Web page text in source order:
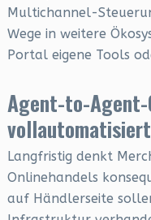
Multichannel-
Wege in weitere
Portal eigene Tools
Agent-to-Agent-
Langfristig denkt
Onlinehandels
auf Händlerseite